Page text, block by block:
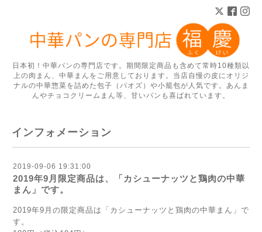
日本初！中華パンの専門店です。期間限定商品も含めて常時10種類以
上の肉まん、中華まんをご用意しております。当店自慢の皮にオリジ
ナルの中華惣菜を詰めた包子（パオズ）や小籠包が人気です。あんま
んやチョコクリームまん等、甘いパンも喜ばれています。
インフォメーション
2019-09-06 19:31:00
2019年9月限定商品は、「カシューナッツと鶏肉の中華
まん」です。
2019年9月の限定商品は「カシューナッツと鶏肉の中華まん」で
す。